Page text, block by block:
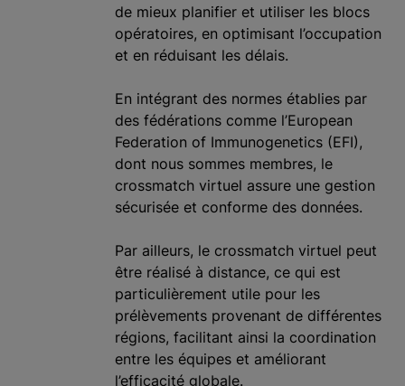
de mieux planifier et utiliser les blocs
opératoires, en optimisant l’occupation
et en réduisant les délais.
En intégrant des normes établies par
des fédérations comme l’European
Federation of Immunogenetics (EFI),
dont nous sommes membres, le
crossmatch virtuel assure une gestion
sécurisée et conforme des données.
Par ailleurs, le crossmatch virtuel peut
être réalisé à distance, ce qui est
particulièrement utile pour les
prélèvements provenant de différentes
régions, facilitant ainsi la coordination
entre les équipes et améliorant
l’efficacité globale.